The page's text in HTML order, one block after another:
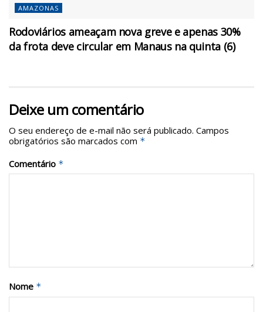
AMAZONAS
Rodoviários ameaçam nova greve e apenas 30%
da frota deve circular em Manaus na quinta (6)
Deixe um comentário
O seu endereço de e-mail não será publicado. Campos
obrigatórios são marcados com *
Comentário *
Nome *